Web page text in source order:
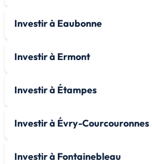
Investir à Eaubonne
Investir à Ermont
Investir à Étampes
Investir à Évry-Courcouronnes
Investir à Fontainebleau